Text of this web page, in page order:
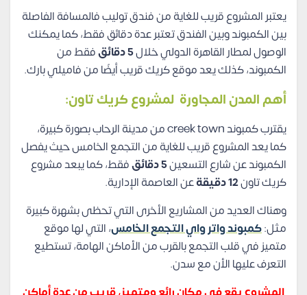
يعتبر المشروع قريب للغاية من فندق توليب فالمسافة الفاصلة
بين الكمبوند وبين الفندق تعتبر عدة دقائق فقط، كما يمكنك
الوصول لمطار القاهرة الدولي خلال
فقط من
الكمبوند، كذلك يعد موقع كريك قريب أيضًا من فاميلي بارك.
أهم المدن المجاورة لمشروع كريك تاون:
يقترب كمبوند creek town من مدينة الرحاب بصورة كبيرة،
كما يعد المشروع قريب للغاية من التجمع الخامس حيث يفصل
الكمبوند عن شارع التسعين5 دقائق
فقط، كما يبعد مشروع
كريك تاون12 دقيقة
عن العاصمة الإدارية.
وهناك العديد من المشاريع الأخرى التي تحظى بشهرة كبيرة
مثل:كمبوند واتر واي التجمع الخامس، التي لها موقع
متميز في قلب التجمع بالقرب من الأماكن الهامة، تستطيع
التعرف عليها الأن مع سدن.